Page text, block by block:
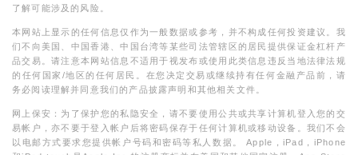
了解可能涉及的风险。
本网站上显示的任何信息仅作为一般数据或参考，并不构成任何投资建议。我
们不向美国、中国香港、中国台湾等某些司法管辖区的居民提供保证金杠杆产
品交易。请注意本网站信息不适用于视发布或使用此类信息违反当地法律法规
的任何国家/地区的任何居民。在您决定交易或继续持有任何金融产品前，请
务必阅读理解并同意我们的产品披露声明和其他相关文件。
网上保安：为了保护您的私隐安全，请不要使用公共或共享计算机登入您的交
易帐户，亦不要于登入帐户后将密码保存于任何计算机或移动设备。我们不会
以电邮方式要求您提供帐户号码和密码等私人数据。 Apple，iPad，iPhone